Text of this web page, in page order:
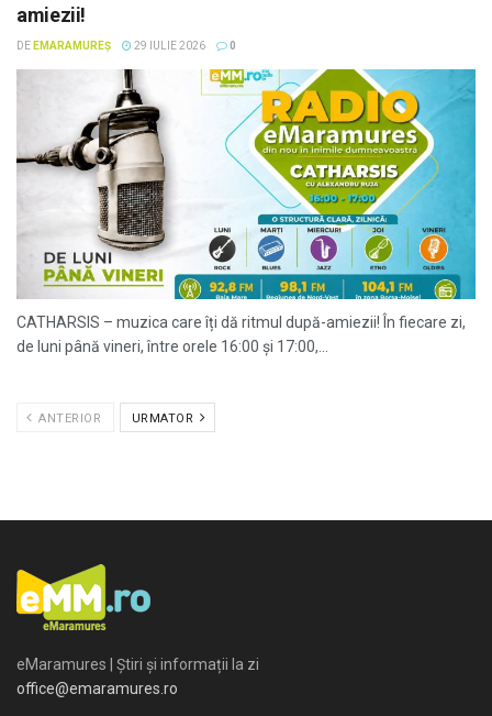
amiezii!
DE EMARAMUREȘ 29 IULIE 2026 0
CATHARSIS – muzica care îți dă ritmul după-amiezii! În fiecare zi,
de luni până vineri, între orele 16:00 și 17:00,...
ANTERIOR URMATOR
eMaramures | Știri și informații la zi
office@emaramures.ro